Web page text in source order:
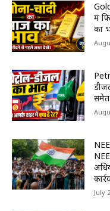
में
का
समेत
July